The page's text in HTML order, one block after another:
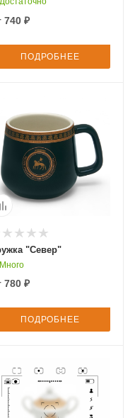
740 ₽
ПОДРОБНЕЕ
"Север"
Много
780 ₽
ПОДРОБНЕЕ